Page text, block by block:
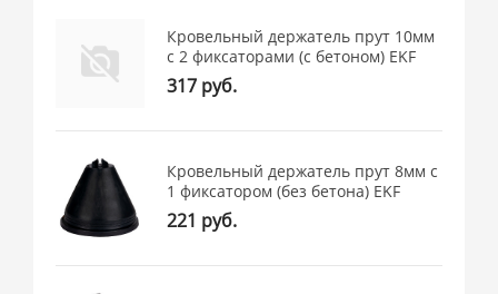
Кровельный держатель прут 10мм
c 2 фиксаторами (с бетоном) EKF
317 руб.
Кровельный держатель прут 8мм c
1 фиксатором (без бетона) EKF
221 руб.